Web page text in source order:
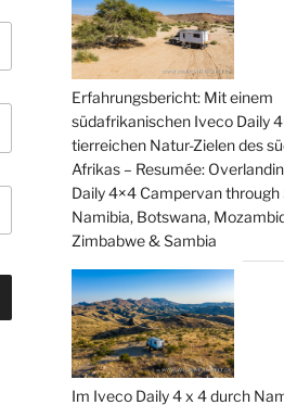
Erfahrungsbericht: Mit einem
südafrikanischen Iveco Daily
tierreichen Natur-Zielen des
Afrikas – Resumée:
Daily 4×4 Campervan through
Namibia, Botswana,
Zimbabwe & Sambia
Im Iveco Daily 4 x 4 durch